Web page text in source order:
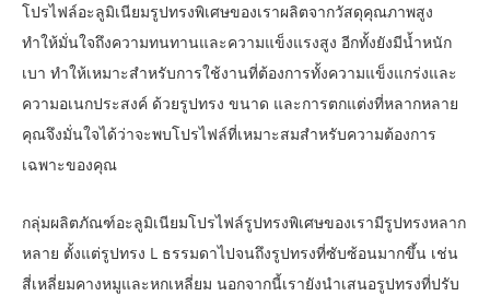
โปรไฟล์อะลูมิเนียมรูปทรงพิเศษของเราผลิตจากวัสดุคุณภาพสูง
ทำให้มั่นใจถึงความทนทานและความแข็งแรงสูง อีกทั้งยังมีน้ำหนัก
เบา ทำให้เหมาะสำหรับการใช้งานที่ต้องการทั้งความแข็งแกร่งและ
ความอเนกประสงค์ ด้วยรูปทรง ขนาด และการตกแต่งที่หลากหลาย
คุณจึงมั่นใจได้ว่าจะพบโปรไฟล์ที่เหมาะสมสำหรับความต้องการ
เฉพาะของคุณ
กลุ่มผลิตภัณฑ์อะลูมิเนียมโปรไฟล์รูปทรงพิเศษของเรามีรูปทรงหลาก
หลาย ตั้งแต่รูปทรง L ธรรมดาไปจนถึงรูปทรงที่ซับซ้อนมากขึ้น เช่น
สี่เหลี่ยมคางหมูและหกเหลี่ยม นอกจากนี้เรายังนำเสนอรูปทรงที่ปรับ